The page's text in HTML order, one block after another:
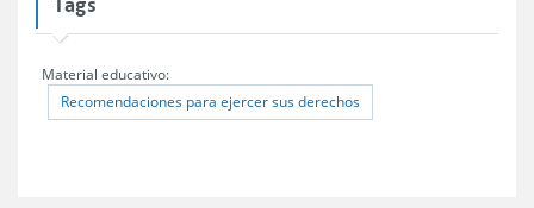
Material educativo:
Recomendaciones para ejercer sus derechos